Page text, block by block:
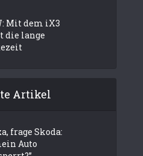
Mit dem iX3
die lange
Artikel
frage Skoda:
Auto